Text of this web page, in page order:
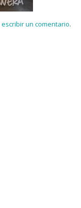
escribir un comentario.